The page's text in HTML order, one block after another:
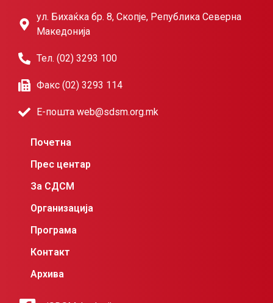
ул. Бихаќка бр. 8, Скопје, Република Северна
Македонија
Тел. (02) 3293 100
Факс (02) 3293 114
Е-пошта web@sdsm.org.mk
Почетна
Прес центар
За СДСМ
Организација
Програма
Контакт
Архива